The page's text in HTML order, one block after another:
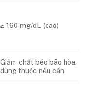
≥ 160 mg/dL (cao)
Giảm chất béo bão hòa,
dùng thuốc nếu cần.